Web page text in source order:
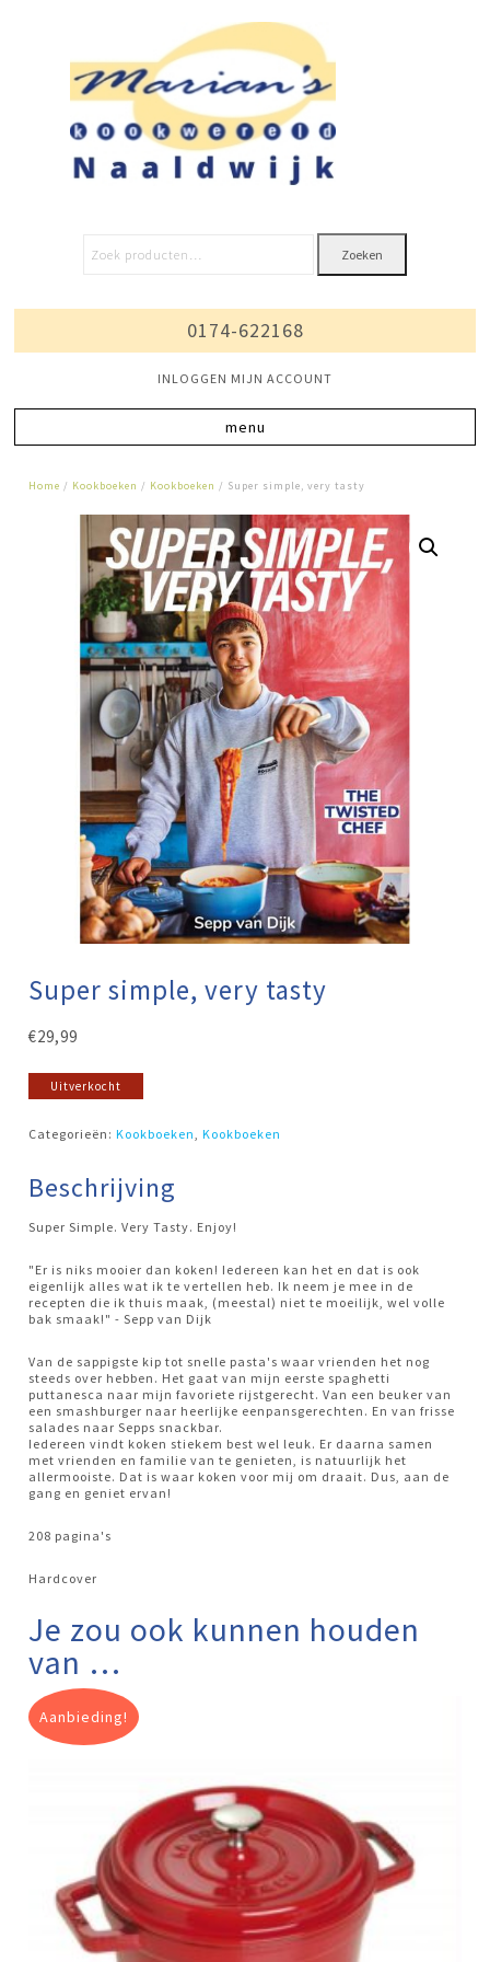
Zoeken
0174-622168
INLOGGEN MIJN ACCOUNT
Home / Kookboeken / Kookboeken / Super simple, very tasty
Super simple, very tasty
€29,99
Uitverkocht
Categorieën:Kookboeken ,Kookboeken
Beschrijving
Super Simple. Very Tasty. Enjoy!
"Er is niks mooier dan koken! Iedereen kan het en dat is ook
eigenlijk alles wat ik te vertellen heb. Ik neem je mee in de
recepten die ik thuis maak, (meestal) niet te moeilijk, wel volle
bak smaak!" - Sepp van Dijk
Van de sappigste kip tot snelle pasta's waar vrienden het nog
steeds over hebben. Het gaat van mijn eerste spaghetti
puttanesca naar mijn favoriete rijstgerecht. Van een beuker van
een smashburger naar heerlijke eenpansgerechten. En van frisse
salades naar Sepps snackbar.
Iedereen vindt koken stiekem best wel leuk. Er daarna samen
met vrienden en familie van te genieten, is natuurlijk het
allermooiste. Dat is waar koken voor mij om draait. Dus, aan de
gang en geniet ervan!
208 pagina's
Hardcover
Je zou ook kunnen houden
van …
Aanbieding!